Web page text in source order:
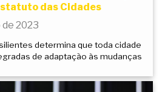
das Cidades
2023
determina que toda cidade
de adaptação às mudanças